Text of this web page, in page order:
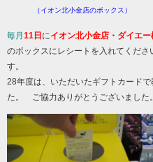
（イオン北小金店のボックス）
毎月 11日 にイオン北小金店・ダイエー
のボックスにレシートを入れてくだ
す。
28年度は、いただいたギフトカード
た。 ご協力ありがとうございました。